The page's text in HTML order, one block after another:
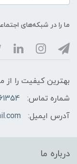
ما را در شبکه‌های
بهترین کیفیت را از
شماره تماس:
آدرس ایمیل:
درباره ما